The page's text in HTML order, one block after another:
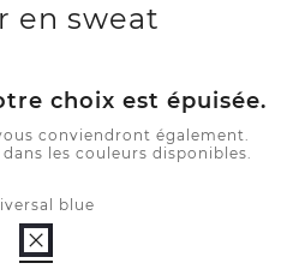
en sweat
choix est épuisée.
conviendront également.
les couleurs disponibles.
blue